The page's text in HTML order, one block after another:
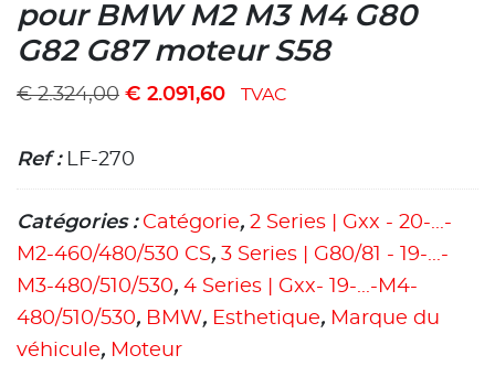
pour BMW M2 M3 M4 G80
G82 G87 moteur S58
€2.324,00 € 2.091,60 TVAC
Ref : LF-270
Catégories : Catégorie, 2 Series | Gxx - 20-...-
M2-460/480/530 CS, 3 Series | G80/81 - 19-...-
M3-480/510/530, 4 Series | Gxx- 19-...-M4-
480/510/530, BMW, Esthetique, Marque du
véhicule, Moteur